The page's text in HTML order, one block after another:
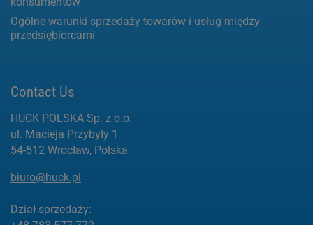
Ogólne warunki sprzedaży towarów i usług między
przedsiębiorcami
Contact Us
HUCK POLSKA Sp. z o.o.
ul. Macieja Przybyły 1
54-512 Wrocław, Polska
biuro@huck.pl
Dział sprzedaży: